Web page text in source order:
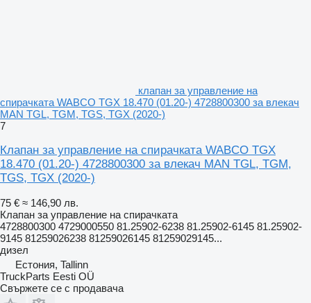
клапан за управление на
спирачката WABCO TGX 18.470 (01.20-) 4728800300 за влекач
MAN TGL, TGM, TGS, TGX (2020-)
7
Клапан за управление на спирачката WABCO TGX
18.470 (01.20-) 4728800300 за влекач MAN TGL, TGM,
TGS, TGX (2020-)
75 € ≈ 146,90 лв.
Клапан за управление на спирачката
4728800300 4729000550 81.25902-6238 81.25902-6145 81.25902-
9145 81259026238 81259026145 81259029145...
дизел
Естония, Tallinn
TruckParts Eesti OÜ
Свържете се с продавача